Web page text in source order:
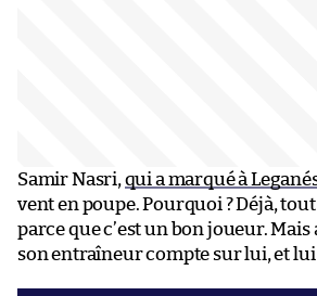
Samir Nasri, qui a marqué à
vent en poupe. Pourquoi ? Déjà,
parce que c’est un bon joueur. Mais
son entraîneur compte sur lui, et lui